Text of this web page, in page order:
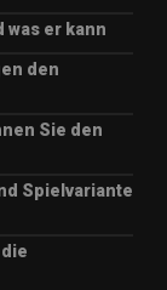
er kann
den
Sie den
Spielvariante